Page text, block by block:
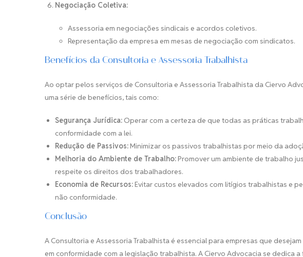
Negociação Coletiva:
Assessoria em negociações sindicais e acordos coletivos.
Representação da empresa em mesas de negociação com sindicatos.
Benefícios da Consultoria e Assessoria Trabalhista
Ao optar pelos serviços de Consultoria e Assessoria Trabalhista da Ciervo
uma série de benefícios, tais como:
Segurança Jurídica: Operar com a certeza de que todas as práticas
conformidade com a lei.
Redução de Passivos:Minimizar os passivos trabalhistas por meio da
Melhoria do Ambiente de Trabalho:Promover um ambiente de trabalho
respeite os direitos dos trabalhadores.
Economia de Recursos:Evitar custos elevados com litígios trabalhistas e
não conformidade.
Conclusão
A Consultoria e Assessoria Trabalhista é essencial para empresas que
em conformidade com a legislação trabalhista. A Ciervo Advocacia se dedica